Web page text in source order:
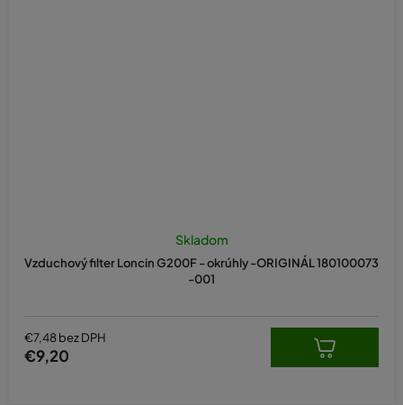
Vzduchový filter Loncin G200F - okrúhly -ORIGINÁL 180100073
-001
Skladom
€7,48 bez DPH
€9,20